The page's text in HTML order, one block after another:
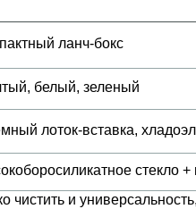
ланч-бокс
белый, зеленый
лоток-вставка,
стекло
чистить и